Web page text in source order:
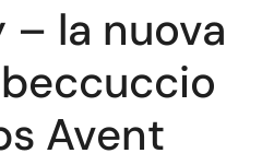
– la nuova
Avent